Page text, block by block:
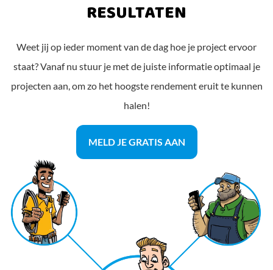
RESULTATEN
Weet jij op ieder moment van de dag hoe je project ervoor
staat? Vanaf nu stuur je met de juiste informatie optimaal je
projecten aan, om zo het hoogste rendement eruit te kunnen
halen!
MELD JE GRATIS AAN